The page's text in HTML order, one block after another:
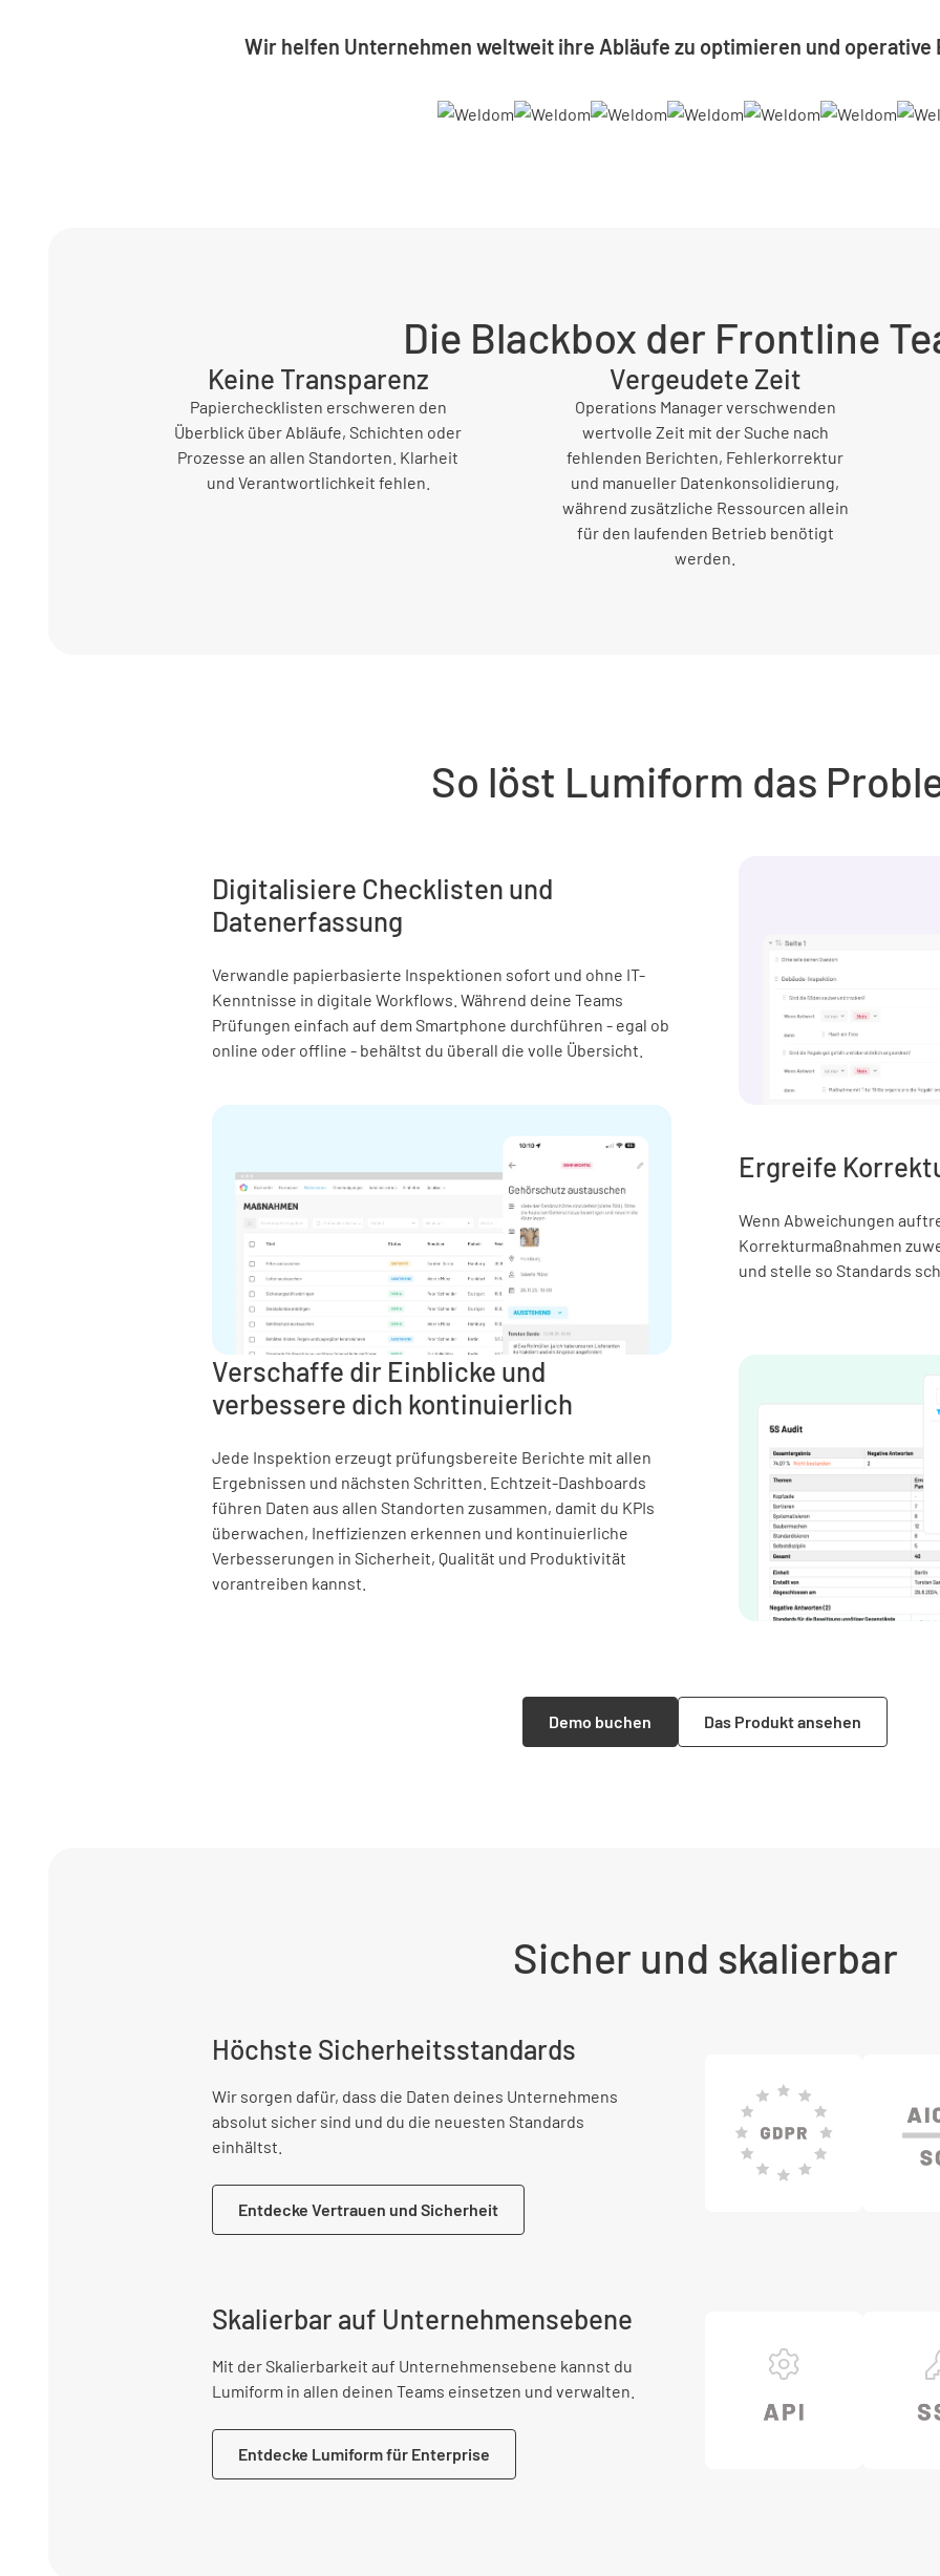
Wir helfen Unternehmen weltweit ihre Abläufe zu optimieren und operative
Die Blackbox der Frontline
Keine Transparenz
Papierchecklisten erschweren den
Überblick über Abläufe, Schichten oder
Prozesse an allen Standorten. Klarheit
und Verantwortlichkeit fehlen.
Vergeudete Zeit
Operations Manager verschwenden
wertvolle Zeit mit der Suche nach
fehlenden Berichten, Fehlerkorrektur
und manueller Datenkonsolidierung,
während zusätzliche Ressourcen allein
für den laufenden Betrieb benötigt
werden.
So löst Lumiform das
Digitalisiere Checklisten und
Datenerfassung
Verwandle papierbasierte Inspektionen sofort und ohne IT-
Kenntnisse in digitale Workflows. Während deine Teams
Prüfungen einfach auf dem Smartphone durchführen - egal ob
online oder offline - behältst du überall die volle Übersicht.
Ergreife
Wenn Abweichungen
Korrekturmaßnahmen
und stelle so Standards
Verschaffe dir Einblicke und
verbessere dich kontinuierlich
Jede Inspektion erzeugt prüfungsbereite Berichte mit allen
Ergebnissen und nächsten Schritten. Echtzeit-Dashboards
führen Daten aus allen Standorten zusammen, damit du KPIs
überwachen, Ineffizienzen erkennen und kontinuierliche
Verbesserungen in Sicherheit, Qualität und Produktivität
vorantreiben kannst.
Demo buchen Das Produkt ansehen
Sicher und skalierbar
Höchste Sicherheitsstandards
Wir sorgen dafür, dass die Daten deines Unternehmens
absolut sicher sind und du die neuesten Standards
einhältst.
Entdecke Vertrauen und Sicherheit
Skalierbar auf Unternehmensebene
Mit der Skalierbarkeit auf Unternehmensebene kannst du
Lumiform in allen deinen Teams einsetzen und verwalten.
Entdecke Lumiform für Enterprise